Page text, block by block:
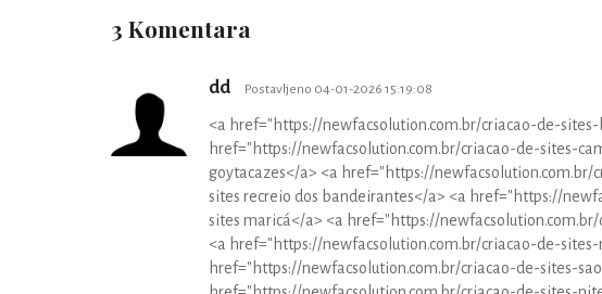
3 Komentara
dd Postavljeno 04-01-2026 15:19:08
<a href="https://newfacsolution.com.br/criacao-de-
href="https://newfacsolution.com.br/criacao-de-sites-
goytacazes</a> <a href="https://
sites recreio dos bandeirantes</a> <a href="https://
sites maricá</a> <a href="https://
<a href="https://newfacsolution.com.br/criacao-de-sites-
href="https://newfacsolution.com.br/criacao-de-sites-